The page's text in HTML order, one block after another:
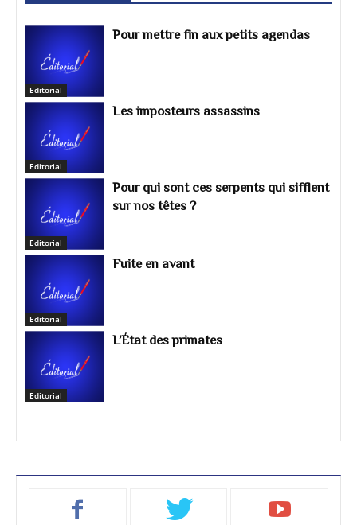
puissent orchestrer le coup d'État du 29 février
2004, cela prenait les aboiements des collabos
soudoyés comme vous, Gary Victor.---Vous
2003-2004 contre la même cible, cette fois-ci,
cela ne marchera pas, petit-sans honte---«E sa
ni ou menm ni GNBIS parèy ou yo pa vle wè a,
nou genyen pou nou wè l ankò, bann san
wont».
Pierre Oge 06/09/23 Repondre
Profondément atterré et attristé de vous voir
appeler ces salauds "dignitaires"
Editorial
Pour mettre fin aux petits agendas
Editorial
Les imposteurs assassins
Editorial
Pour qui sont ces serpents qui sifflent
sur nos têtes ?
Editorial
Fuite en avant
Editorial
L’État des primates